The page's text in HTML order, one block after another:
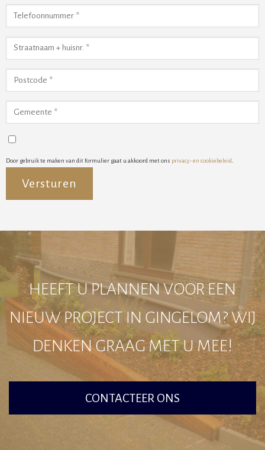
Door gebruik te maken van dit formulier gaat u akkoord met ons privacy- en cookiebeleid
HEEFT U PLANNEN VOOR EEN
NIEUW PROJECT IN GINGELOM? WIJ
DENKEN GRAAG MET U MEE!
CONTACTEER ONS